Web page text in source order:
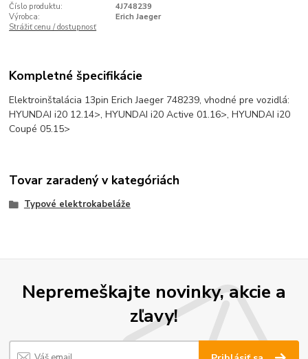
Číslo produktu:
4J748239
Výrobca:
Erich Jaeger
Strážiť cenu / dostupnosť
Kompletné špecifikácie
Elektroinštalácia 13pin Erich Jaeger 748239, vhodné pre vozidlá:
HYUNDAI i20 12.14>, HYUNDAI i20 Active 01.16>, HYUNDAI i20
Coupé 05.15>
Tovar zaradený v kategóriách
Typové elektrokabeláže
Nepremeškajte novinky, akcie a
zľavy!